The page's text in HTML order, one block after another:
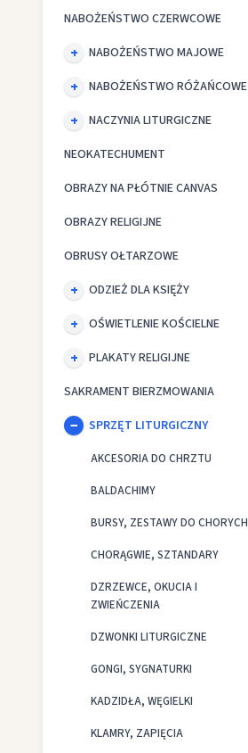
NABOŻEŃSTWO CZERWCOWE
NABOŻEŃSTWO MAJOWE
NABOŻEŃSTWO RÓŻAŃCOWE
NACZYNIA LITURGICZNE
NEOKATECHUMENT
OBRAZY NA PŁÓTNIE CANVAS
OBRAZY RELIGIJNE
OBRUSY OŁTARZOWE
ODZIEŻ DLA KSIĘŻY
OŚWIETLENIE KOŚCIELNE
PLAKATY RELIGIJNE
SAKRAMENT BIERZMOWANIA
SPRZĘT LITURGICZNY
AKCESORIA DO CHRZTU
BALDACHIMY
BURSY, ZESTAWY DO CHORYCH
CHORĄGWIE, SZTANDARY
DZRZEWCE, OKUCIA I
ZWIEŃCZENIA
DZWONKI LITURGICZNE
GONGI, SYGNATURKI
KADZIDŁA, WĘGIELKI
KLAMRY, ZAPIĘCIA